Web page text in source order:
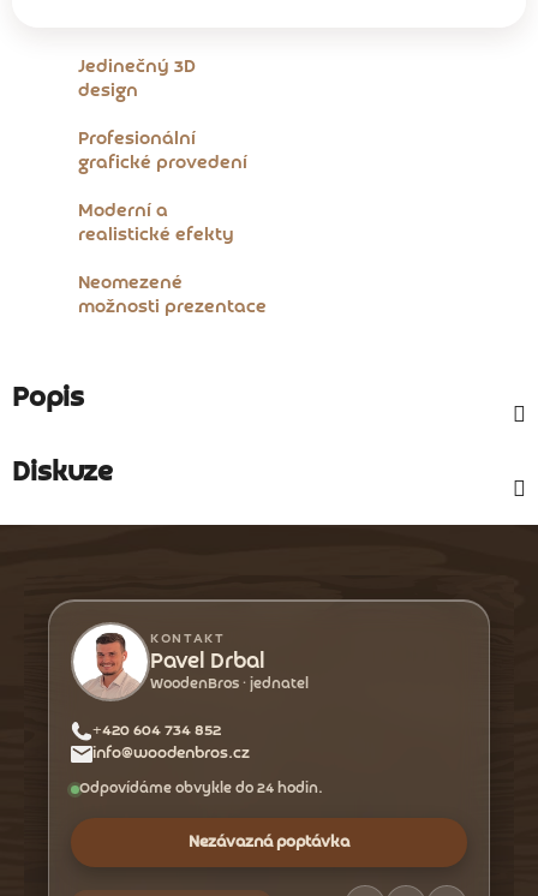
Jedinečný 3D
design
Profesionální
grafické provedení
Moderní a
realistické efekty
Neomezené
možnosti prezentace
Popis
Diskuze
KONTAKT
Pavel Drbal
WoodenBros · jednatel
+420 604 734 852
info@woodenbros.cz
Odpovídáme obvykle do 24 hodin.
Nezávazná poptávka